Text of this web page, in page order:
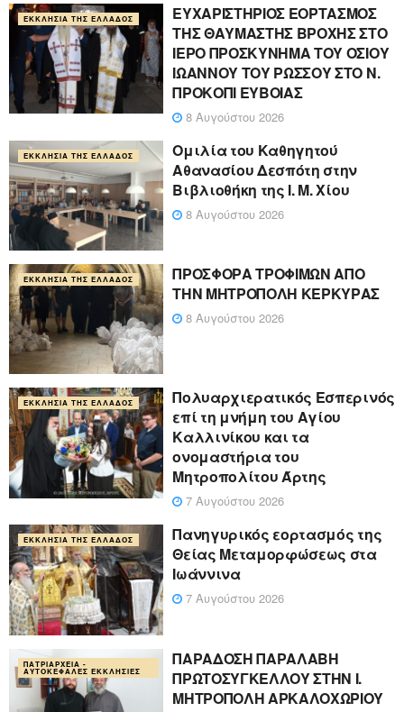
ΕΚΚΛΗΣΊΑ ΤΗΣ ΕΛΛΆΔΟΣ
ΕΥΧΑΡΙΣΤΗΡΙΟΣ ΕΟΡΤΑΣΜΟΣ
ΤΗΣ ΘΑΥΜΑΣΤΗΣ ΒΡΟΧΗΣ ΣΤΟ
ΙΕΡΟ ΠΡΟΣΚΥΝΗΜΑ ΤΟΥ ΟΣΙΟΥ
ΙΩΑΝΝΟΥ ΤΟΥ ΡΩΣΣΟΥ ΣΤΟ Ν.
ΠΡΟΚΟΠΙ ΕΥΒΟΙΑΣ
8 Αυγούστου 2026
ΕΚΚΛΗΣΊΑ ΤΗΣ ΕΛΛΆΔΟΣ
Ομιλία του Καθηγητού
Αθανασίου Δεσπότη στην
Βιβλιοθήκη της Ι. Μ. Χίου
8 Αυγούστου 2026
ΕΚΚΛΗΣΊΑ ΤΗΣ ΕΛΛΆΔΟΣ
ΠΡΟΣΦΟΡΑ ΤΡΟΦΙΜΩΝ ΑΠΟ
ΤΗΝ ΜΗΤΡΟΠΟΛΗ ΚΕΡΚΥΡΑΣ
8 Αυγούστου 2026
ΕΚΚΛΗΣΊΑ ΤΗΣ ΕΛΛΆΔΟΣ
Πολυαρχιερατικός Εσπερινός
επί τη μνήμη του Αγίου
Καλλινίκου και τα
ονομαστήρια του
Μητροπολίτου Άρτης
7 Αυγούστου 2026
ΕΚΚΛΗΣΊΑ ΤΗΣ ΕΛΛΆΔΟΣ
Πανηγυρικός εορτασμός της
Θείας Μεταμορφώσεως στα
Ιωάννινα
7 Αυγούστου 2026
ΠΑΤΡΙΑΡΧΕΊΑ -
ΑΥΤΟΚΈΦΑΛΕΣ ΕΚΚΛΗΣΊΕΣ
ΠΑΡΑΔΟΣΗ ΠΑΡΑΛΑΒΗ
ΠΡΩΤΟΣΥΓΚΕΛΛΟΥ ΣΤΗΝ Ι.
ΜΗΤΡΟΠΟΛΗ ΑΡΚΑΛΟΧΩΡΙΟΥ